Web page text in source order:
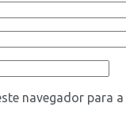
navegador para